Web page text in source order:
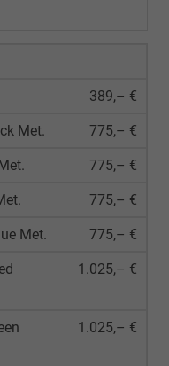
389,– €
Met. 775,– €
775,– €
775,– €
Met. 775,– €
1.025,– €
1.025,– €